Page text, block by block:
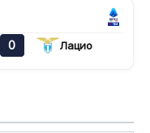
0 Лацио